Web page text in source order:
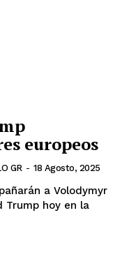
europeos
GR - 18 Agosto, 2025
a Volodymyr
Trump hoy en la